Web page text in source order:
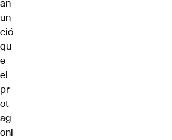
an
un
ció
qu
e
el
pr
ot
ag
oni